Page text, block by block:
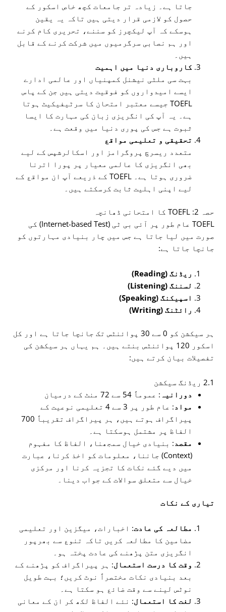
جاتا ہے۔ زیادہ تر جامعات کچھ خاص اسکور کے
حصول کو لازمی قرار دیتی ہیں تاکہ یہ یقین
ہوسکے کہ آپ لیکچرز کو سننے، تحریری کام کرنے
اور ہم نصابی سرگرمیوں میں شرکت کرنے کے قابل
ہیں۔
کاروباری دنیا میں اہمیت
بہت سی ملٹی نیشنل کمپنیاں اور عالمی ادارے
ایسے امیدواروں کو فوقیت دیتی ہیں جن کے پاس
TOEFL جیسے معتبر امتحان کا سرٹیفیکیٹ ہوتا
ہے۔ یہ آپ کی انگریزی زبان کی مہارت کا ایسا
ثبوت ہے جس کی پوری دنیا میں وقعت ہے۔
تحقیقی و تعلیمی مواقع
متعدد ریسرچ پروگرامز اور اسکالرشپس کے لیے
بھی انگریزی کا عالمی معیار پر پورا اترنا
ضروری ہوتا ہے۔ TOEFL کے ذریعے آپ ان مواقع کے
لیے اپنی اہلیت ثابت کرسکتے ہیں۔
حصہ 2: TOEFL کا امتحانی ڈھانچہ
TOEFL عام طور پر آئی بی ٹی (Internet-based Test) کی
صورت میں لیا جاتا ہے جس میں چار بنیادی مہارتوں کو
جانچا جاتا ہے:
ریڈنگ (Reading)
لسننگ (Listening)
اسپیکنگ (Speaking)
رائٹنگ (Writing)
ہر سیکشن کو 0 سے 30 پوائنٹس تک جانچا جاتا ہے اور کل
اسکور 120 پوائنٹس بنتے ہیں۔ ہم یہاں ہر سیکشن کی
تفصیلات بیان کرتے ہیں:
2.1 ریڈنگ سیکشن
دورانیہ : عموماً 54 سے 72 منٹ کے درمیان
مواد
: عام طور پر 3 سے 4 تعلیمی نوعیت کے
پیراگراف ہوتے ہیں، ہر پیراگراف تقریباً 700
الفاظ پر مشتمل ہوسکتا ہے۔
مقصد: بنیادی خیال سمجھنا، الفاظ کا مفہوم
(Context) جاننا، معلومات کو اخذ کرنا، عبارت
میں دیے گئے نکات کا تجزیہ کرنا اور مرکزی
خیال سے متعلق سوالات کے جواب دینا۔
تیاری کے نکات
مطالعہ کی عادت: اخبارات، میگزین اور تعلیمی
مضامین کا مطالعہ کریں تاکہ تنوع سے بھرپور
انگریزی متن پڑھنے کی عادت پختہ ہو۔
وقت کا درست استعمال: ہر پیراگراف کو پڑھنے کے
بعد بنیادی نکات مختصراً نوٹ کریں؛ بہت طویل
نوٹس لینے سے وقت ضائع ہو سکتا ہے۔
لغت کا استعمال: نئے الفاظ لکھ کر ان کے معانی